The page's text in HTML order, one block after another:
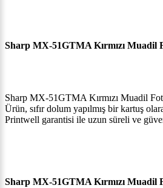
Sharp MX-51GTMA Kırmızı
Sharp MX-51GTMA Kırmızı Muadil
Ürün, sıfır dolum yapılmış bir kartuş
Printwell garantisi ile uzun süreli ve
Sharp MX-51GTMA Kırmızı Muadil